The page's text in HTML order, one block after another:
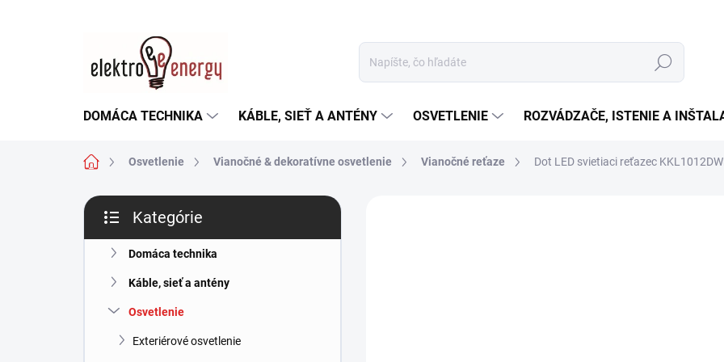
Hľadať
DOMÁCA TECHNIKA KÁBLE, SIEŤ A ANTÉNY OSVETLENIE ROZVÁDZAČE, ISTENIE A
DomovOsvetlenie Vianočné & dekoratívne osvetlenie Vianočné reťaze Dot LED svietiaci reťazec
B
č
kategórie
Kategórie
Domáca technika
Káble, sieť a antény
Osvetlenie
Exteriérové osvetlenie